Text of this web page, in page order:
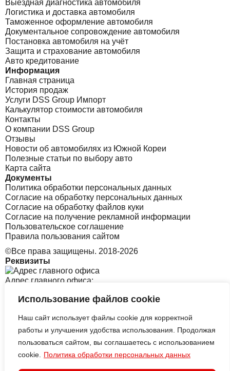
Использование файлов cookie
Наш сайт использует файлы cookie для корректной
работы и улучшения удобства использования. Продолжая
пользоваться сайтом, вы соглашаетесь с использованием
cookie.
Политика обработки персональных данных
Выездная диагностика автомобиля
Логистика и доставка автомобиля
Таможенное оформление автомобиля
Документальное сопровождение автомобиля
Постановка автомобиля на учёт
Защита и страхование автомобиля
Авто кредитование
Информация
Главная страница
История продаж
Услуги DSS Group Импорт
Калькулятор стоимости автомобиля
Контакты
О компании DSS Group
Отзывы
Новости об автомобилях из Южной Кореи
Полезные статьи по выбору авто
Карта сайта
Документы
Политика обработки персональных данных
Согласие на обработку персональных данных
Согласие на обработку файлов куки
Согласие на получение рекламной информации
Пользовательское соглашение
Правила пользования сайтом
©Все права защищены. 2018-2026
Реквизиты
Адрес главного офиса:
Адрес офиса в Корее:
313 Central-ro, Yeonsu-gu, Incheon B tower, 2126
ИП АЛЕКСЕЕВСКИХ СЕРГЕЙ